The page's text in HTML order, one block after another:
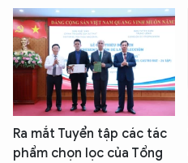
Ra mắt Tuyển tập các tác
phẩm chọn lọc của Tổng